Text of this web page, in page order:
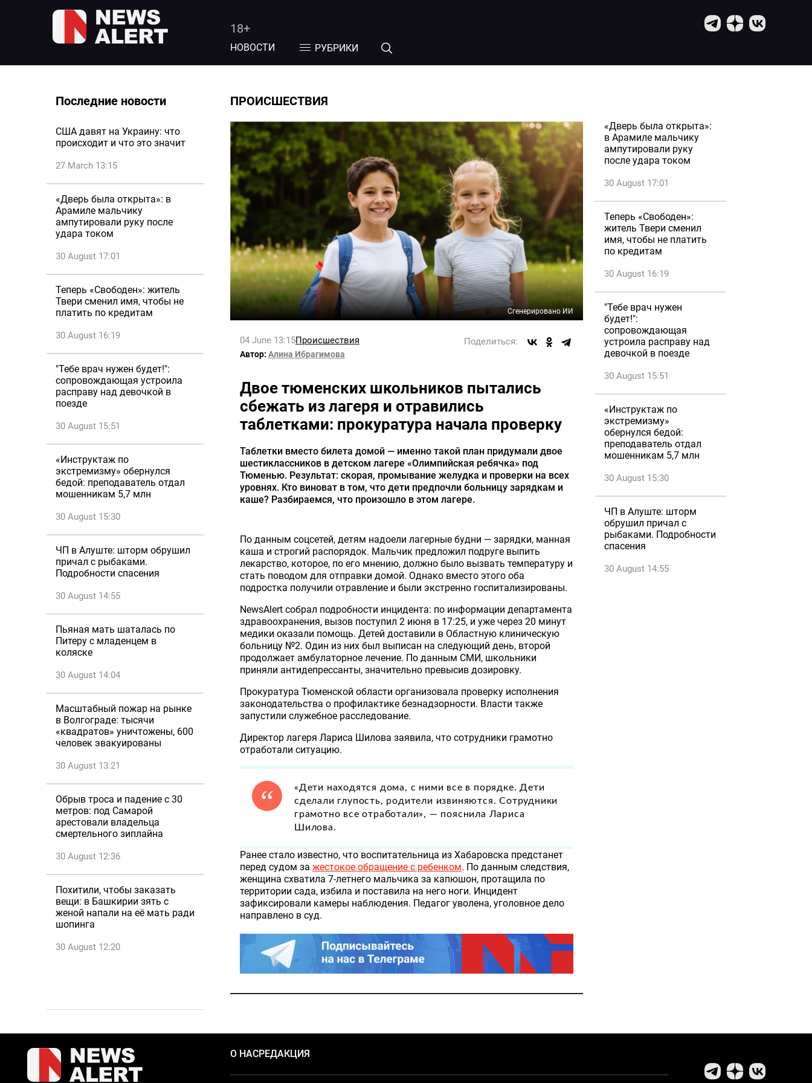
18+
НОВОСТИ РУБРИКИ
Последние новости
США давят на Украину: что
происходит и что это значит
27 March 13:15
«Дверь была открыта»: в
Арамиле мальчику
ампутировали руку после
удара током
30 August 17:01
Теперь «Свободен»: житель
Твери сменил имя, чтобы не
платить по кредитам
30 August 16:19
"Тебе врач нужен будет!":
сопровождающая устроила
расправу над девочкой в
поезде
30 August 15:51
«Инструктаж по
экстремизму» обернулся
бедой: преподаватель отдал
мошенникам 5,7 млн
30 August 15:30
ЧП в Алуште: шторм обрушил
причал с рыбаками.
Подробности спасения
30 August 14:55
Пьяная мать шаталась по
Питеру с младенцем в
коляске
30 August 14:04
Масштабный пожар на рынке
в Волгограде: тысячи
«квадратов» уничтожены, 600
человек эвакуированы
30 August 13:21
Обрыв троса и падение с 30
метров: под Самарой
арестовали владельца
смертельного зиплайна
30 August 12:36
Похитили, чтобы заказать
вещи: в Башкирии зять с
женой напали на её мать ради
шопинга
30 August 12:20
ПРОИСШЕСТВИЯ
Сгенерировано ИИ
04 June 13:15Происшествия Поделиться:
Автор: Алина Ибрагимова
Двое тюменских школьников пытались
сбежать из лагеря и отравились
таблетками: прокуратура начала проверку
Таблетки вместо билета домой — именно такой план придумали двое
шестиклассников в детском лагере «Олимпийская ребячка» под
Тюменью. Результат: скорая, промывание желудка и проверки на всех
уровнях. Кто виноват в том, что дети предпочли больницу зарядкам и
каше? Разбираемся, что произошло в этом лагере.
По данным соцсетей, детям надоели лагерные будни — зарядки, манная
каша и строгий распорядок. Мальчик предложил подруге выпить
лекарство, которое, по его мнению, должно было вызвать температуру и
стать поводом для отправки домой. Однако вместо этого оба
подростка получили отравление и были экстренно госпитализированы.
NewsAlert собрал подробности инцидента: по информации департамента
здравоохранения, вызов поступил 2 июня в 17:25, и уже через 20 минут
медики оказали помощь. Детей доставили в Областную клиническую
больницу №2. Один из них был выписан на следующий день, второй
продолжает амбулаторное лечение. По данным СМИ, школьники
приняли антидепрессанты, значительно превысив дозировку.
Прокуратура Тюменской области организовала проверку исполнения
законодательства о профилактике безнадзорности. Власти также
запустили служебное расследование.
Директор лагеря Лариса Шилова заявила, что сотрудники грамотно
отработали ситуацию.
«Дети находятся дома, с ними все в порядке. Дети
сделали глупость, родители извиняются. Сотрудники
грамотно все отработали», — пояснила Лариса
Шилова.
Ранее стало известно, что воспитательница из Хабаровска предстанет
перед судом за жестокое обращение с ребенком. По данным следствия,
женщина схватила 7-летнего мальчика за капюшон, протащила по
территории сада, избила и поставила на него ноги. Инцидент
зафиксировали камеры наблюдения. Педагог уволена, уголовное дело
направлено в суд.
«Дверь была открыта»:
в Арамиле мальчику
ампутировали руку
после удара током
30 August 17:01
Теперь «Свободен»:
житель Твери сменил
имя, чтобы не платить
по кредитам
30 August 16:19
"Тебе врач нужен
будет!":
сопровождающая
устроила расправу над
девочкой в поезде
30 August 15:51
«Инструктаж по
экстремизму»
обернулся бедой:
преподаватель отдал
мошенникам 5,7 млн
30 August 15:30
ЧП в Алуште: шторм
обрушил причал с
рыбаками. Подробности
спасения
30 August 14:55
О НАСРЕДАКЦИЯ